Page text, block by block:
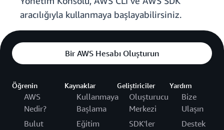
aracılığıyla kullanmaya başlayabilirsiniz.
Bir AWS Hesabı Oluşturun
Öğrenin
AWS
Nedir?
Bulut
Kaynaklar
Kullanmaya
Başlama
Eğitim
Geliştiriciler
Oluşturucu
Merkezi
SDK'ler
Yardım
Bize
Ulaşın
Destek